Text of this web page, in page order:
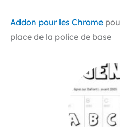
Addon pour les Chrome
place de la police de base